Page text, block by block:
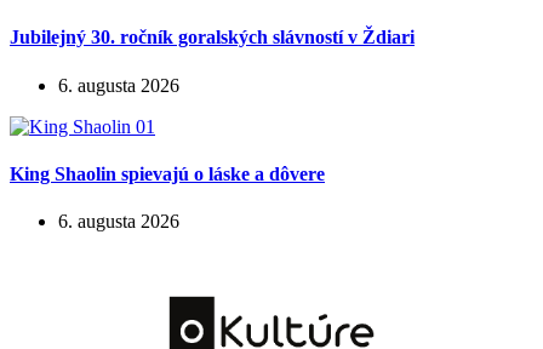
Jubilejný 30. ročník goralských slávností v Ždiari
6. augusta 2026
King Shaolin spievajú o láske a dôvere
6. augusta 2026